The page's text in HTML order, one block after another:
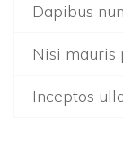
Dapibus
Nisi mauris
Inceptos